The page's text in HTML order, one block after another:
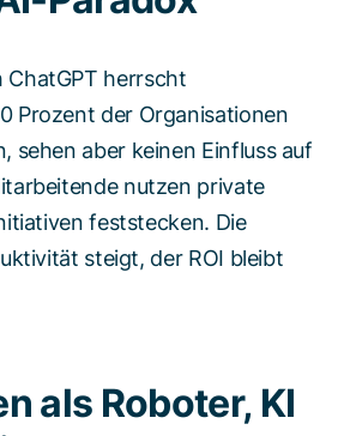
ChatGPT herrscht
Prozent der Organisationen
sehen aber keinen Einfluss auf
nutzen private
feststecken. Die
steigt, der ROI bleibt
als Roboter, KI